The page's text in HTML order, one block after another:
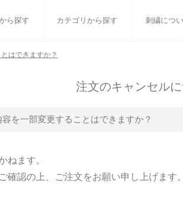
ら探す カテゴリから探す 刺繍につ
タオル雑貨
はできますか？
注文のキャンセル
を一部変更することはできますか？
ねます。
確認の上、ご注文をお願い申し上げます。